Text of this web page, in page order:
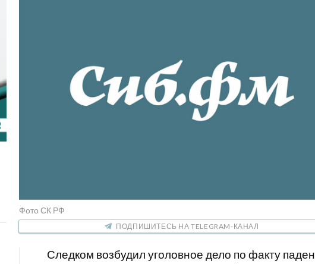
Фото СК РФ
ПОДПИШИТЕСЬ НА TELEGRAM-КАНАЛ
Следком возбудил уголовное дело по факту